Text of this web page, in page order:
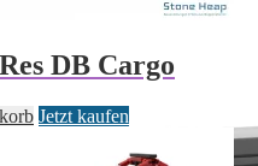
DB Cargo
Jetzt kaufen